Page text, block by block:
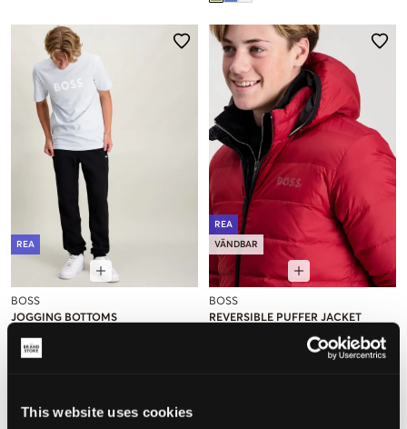
This website uses cookies
REA
BOSS
JOGGING BOTTOMS
REA
VÄNDBAR
BOSS
REVERSIBLE PUFFER JACKET